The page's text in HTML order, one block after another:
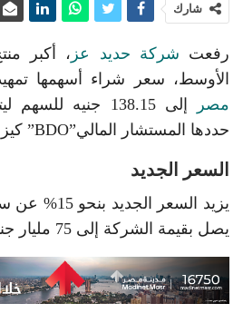
شارك
رفعت شركة حديد عز ، أكبر
الأوسط، سعر شراء أسهمها
مصر
إلى 138.15 جنيه
حددها المستشار المالي”BDO” كيز للاستشارات المالية.
السعر الجديد
يزيد السعر
يصل بقيمة الشركة إلى 75 مليار جنيه (1.48 مليار دولار).